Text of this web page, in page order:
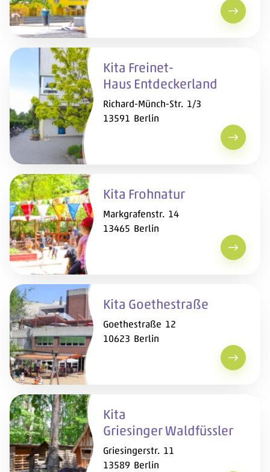
Kita
Kita Freinet-
Haus Entdeckerland
Richard-Münch-Str. 1/3
13591 Berlin
Kita
Kita Frohnatur
Markgrafenstr. 14
13465 Berlin
Kita
Kita Goethestraße
Goethestraße 12
10623 Berlin
Kita
Kita
Griesinger Waldfüssler
Griesingerstr. 11
13589 Berlin